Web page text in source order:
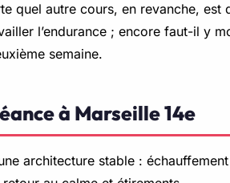
quel autre cours, en revanche,
l’endurance ; encore faut-il y
semaine.
à Marseille 14e
architecture stable :